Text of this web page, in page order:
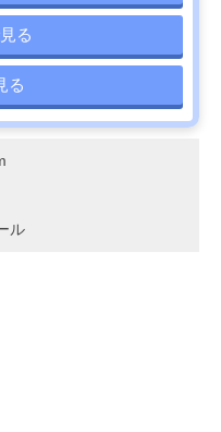
る
る
ル